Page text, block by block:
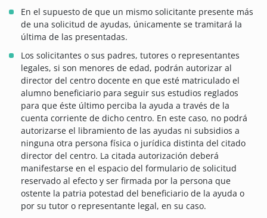
En el supuesto de que un mismo solicitante presente más
de una solicitud de ayudas, únicamente se tramitará la
última de las presentadas.
Los solicitantes o sus padres, tutores o representantes
legales, si son menores de edad, podrán autorizar al
director del centro docente en que esté matriculado el
alumno beneficiario para seguir sus estudios reglados
para que éste último perciba la ayuda a través de la
cuenta corriente de dicho centro. En este caso, no podrá
autorizarse el libramiento de las ayudas ni subsidios a
ninguna otra persona física o jurídica distinta del citado
director del centro. La citada autorización deberá
manifestarse en el espacio del formulario de solicitud
reservado al efecto y ser firmada por la persona que
ostente la patria potestad del beneficiario de la ayuda o
por su tutor o representante legal, en su caso.